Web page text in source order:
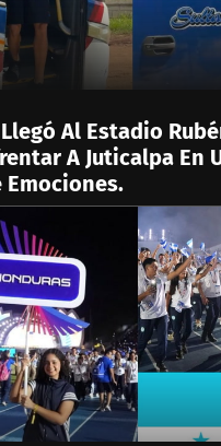
Al Estadio
A Juticalpa En
Emociones.